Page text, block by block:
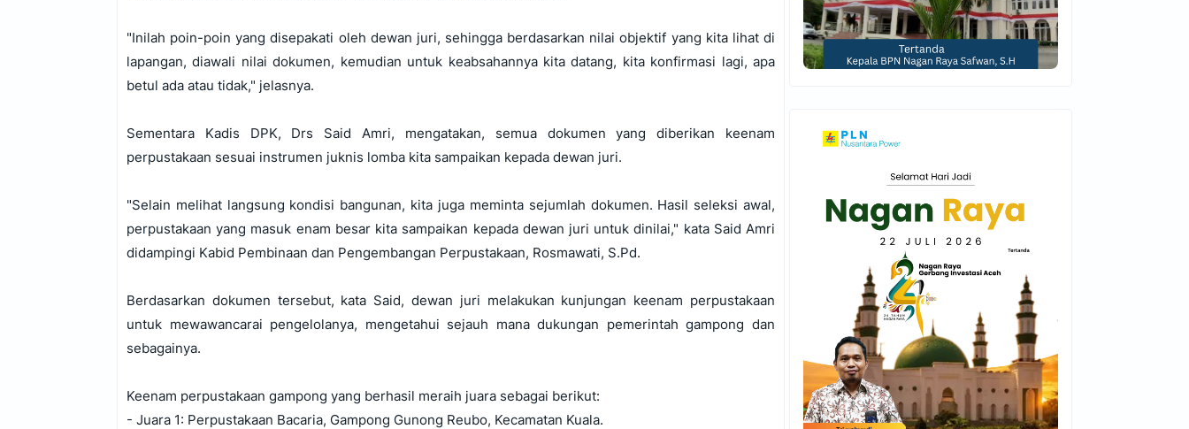
"Inilah poin-poin yang disepakati oleh dewan juri, sehingga berdasarkan nilai objektif yang kita lihat di
lapangan, diawali nilai dokumen, kemudian untuk keabsahannya kita datang, kita konfirmasi lagi, apa
betul ada atau tidak," jelasnya.
Sementara Kadis DPK, Drs Said Amri, mengatakan, semua dokumen yang diberikan keenam
perpustakaan sesuai instrumen juknis lomba kita sampaikan kepada dewan juri.
"Selain melihat langsung kondisi bangunan, kita juga meminta sejumlah dokumen. Hasil seleksi awal,
perpustakaan yang masuk enam besar kita sampaikan kepada dewan juri untuk dinilai," kata Said Amri
didampingi Kabid Pembinaan dan Pengembangan Perpustakaan, Rosmawati, S.Pd.
Berdasarkan dokumen tersebut, kata Said, dewan juri melakukan kunjungan keenam perpustakaan
untuk mewawancarai pengelolanya, mengetahui sejauh mana dukungan pemerintah gampong dan
sebagainya.
Keenam perpustakaan gampong yang berhasil meraih juara sebagai berikut:
- Juara 1: Perpustakaan Bacaria, Gampong Gunong Reubo, Kecamatan Kuala.